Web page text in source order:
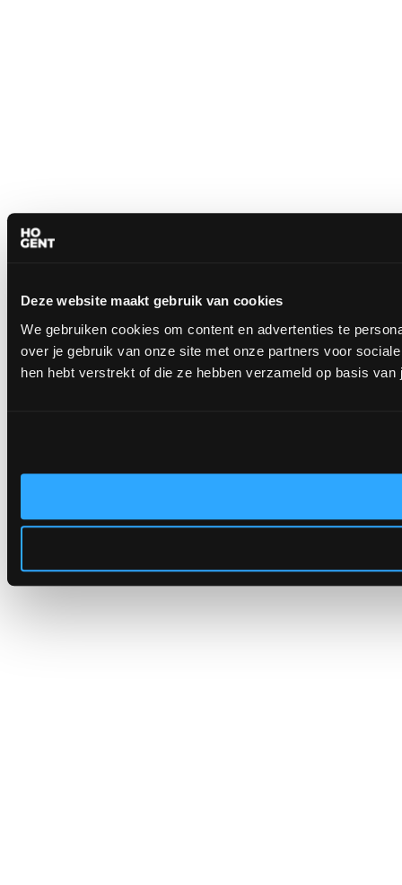
Deze website maakt gebruik van cookies
We gebruiken cookies om content en advertenties te
over je gebruik van onze site met onze partners voor
hen hebt verstrekt of die ze hebben verzameld op basis van